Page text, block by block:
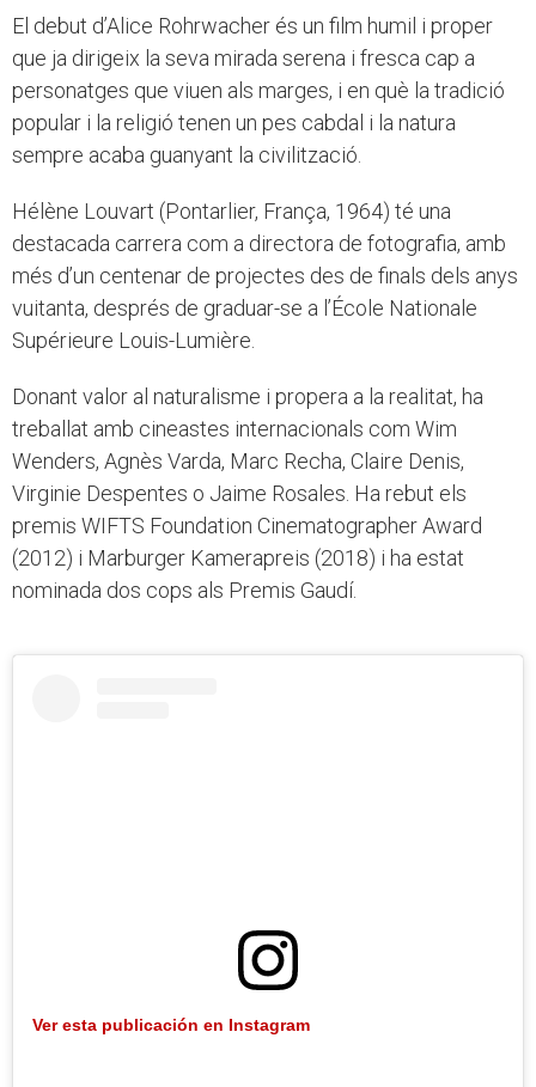
El debut d’Alice Rohrwacher és un film humil i proper
que ja dirigeix la seva mirada serena i fresca cap a
personatges que viuen als marges, i en què la tradició
popular i la religió tenen un pes cabdal i la natura
sempre acaba guanyant la civilització.
Hélène Louvart (Pontarlier, França, 1964) té una
destacada carrera com a directora de fotografia, amb
més d’un centenar de projectes des de finals dels anys
vuitanta, després de graduar-se a l’École Nationale
Supérieure Louis-Lumière.
Donant valor al naturalisme i propera a la realitat, ha
treballat amb cineastes internacionals com Wim
Wenders, Agnès Varda, Marc Recha, Claire Denis,
Virginie Despentes o Jaime Rosales. Ha rebut els
premis WIFTS Foundation Cinematographer Award
(2012) i Marburger Kamerapreis (2018) i ha estat
nominada dos cops als Premis Gaudí.
Ver esta publicación en Instagram